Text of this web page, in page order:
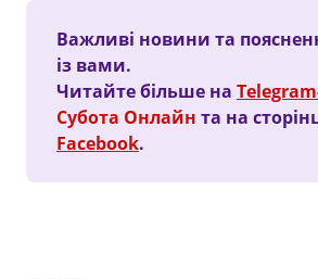
Важливі новини та
із вами.
Читайте більше на
Субота Онлайн та на
Facebook.